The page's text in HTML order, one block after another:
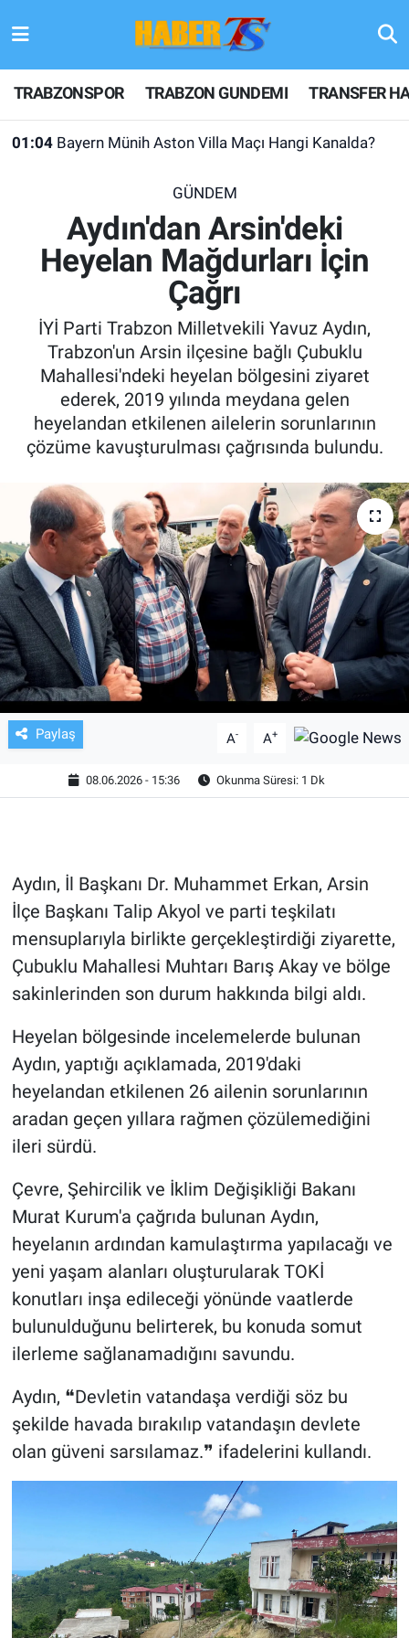
TRABZONSPOR TRABZON GUNDEMI TRANSFER
01:04 Bayern Münih Aston Villa Maçı Hangi Kanalda?
GÜNDEM
Aydın'dan Arsin'deki
Heyelan Mağdurları İçin
Çağrı
İYİ Parti Trabzon Milletvekili Yavuz Aydın,
Trabzon'un Arsin ilçesine bağlı Çubuklu
Mahallesi'ndeki heyelan bölgesini ziyaret
ederek, 2019 yılında meydana gelen
heyelandan etkilenen ailelerin sorunlarının
çözüme kavuşturulması çağrısında bulundu.
Paylaş A- A+
08.06.2026 - 15:36 Okunma Süresi: 1 Dk
Aydın, İl Başkanı Dr. Muhammet Erkan, Arsin
İlçe Başkanı Talip Akyol ve parti teşkilatı
mensuplarıyla birlikte gerçekleştirdiği ziyarette,
Çubuklu Mahallesi Muhtarı Barış Akay ve bölge
sakinlerinden son durum hakkında bilgi aldı.
Heyelan bölgesinde incelemelerde bulunan
Aydın, yaptığı açıklamada, 2019'daki
heyelandan etkilenen 26 ailenin sorunlarının
aradan geçen yıllara rağmen çözülemediğini
ileri sürdü.
Çevre, Şehircilik ve İklim Değişikliği Bakanı
Murat Kurum'a çağrıda bulunan Aydın,
heyelanın ardından kamulaştırma yapılacağı ve
yeni yaşam alanları oluşturularak TOKİ
konutları inşa edileceği yönünde vaatlerde
bulunulduğunu belirterek, bu konuda somut
ilerleme sağlanamadığını savundu.
Aydın, ❝Devletin vatandaşa verdiği söz bu
şekilde havada bırakılıp vatandaşın devlete
olan güveni sarsılamaz.❞ ifadelerini kullandı.
TRABZONSPOR
TRABZON GUNDEMI
KULİS MEYDANI
FUTBOL
ALT LIGLER
TV VE SİNEMA
BASKETBOL
SAĞLIK
GENEL
KÜLTÜR SANAT
ASAYİŞ
EKONOMİ
EĞİTİM
POLİTİKA
SPOR
MAGAZİN
Bilim, Teknoloji
Hava Durumu
Trafik Durumu
Son Dakika Haberleri